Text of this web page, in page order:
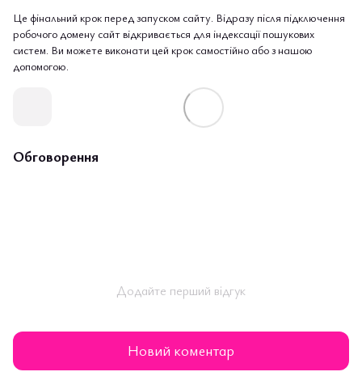
Це фінальний крок перед запуском сайту. Відразу після підключення
робочого домену сайт відкривається для індексації пошукових
систем. Ви можете виконати цей крок самостійно або з нашою
допомогою
Обговорення
Додайте перший відгук
Новий коментар